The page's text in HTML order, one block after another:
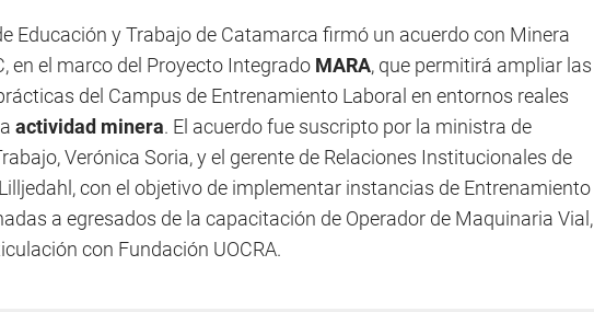
Educación y Trabajo de Catamarca firmó un acuerdo con Minera
en el marco del Proyecto Integrado MARA, que permitirá ampliar las
del Campus de Entrenamiento Laboral en entornos reales
actividad minera. El acuerdo fue suscripto por la ministra de
Verónica Soria, y el gerente de Relaciones Institucionales de
con el objetivo de implementar instancias de Entrenamiento
a egresados de la capacitación de Operador de Maquinaria Vial,
con Fundación UOCRA.